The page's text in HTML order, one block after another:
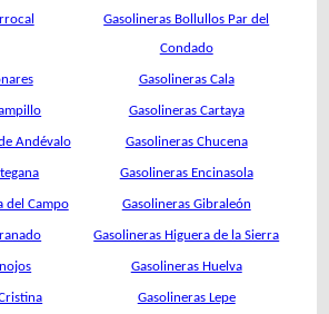
Gasolineras Bollullos Par del
Condado
Gasolineras Cala
Gasolineras Cartaya
Andévalo Gasolineras Chucena
Gasolineras Encinasola
del Campo Gasolineras Gibraleón
Gasolineras Higuera de la Sierra
Gasolineras Huelva
Gasolineras Lepe